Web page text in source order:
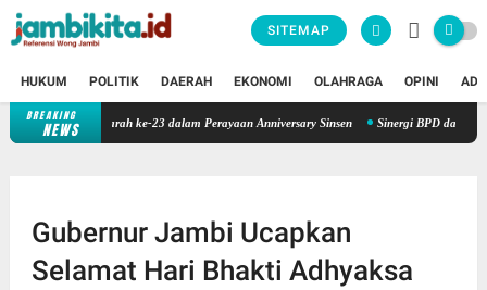
SITEMAP
HUKUM POLITIK DAERAH EKONOMI OLAHRAGA OPINI
BREAKING
NEWS
Donor Darah ke-23 dalam Perayaan Anniversary Sinsen Sinergi BPD dan Daerah:
Gubernur Jambi Ucapkan
Selamat Hari Bhakti Adhyaksa